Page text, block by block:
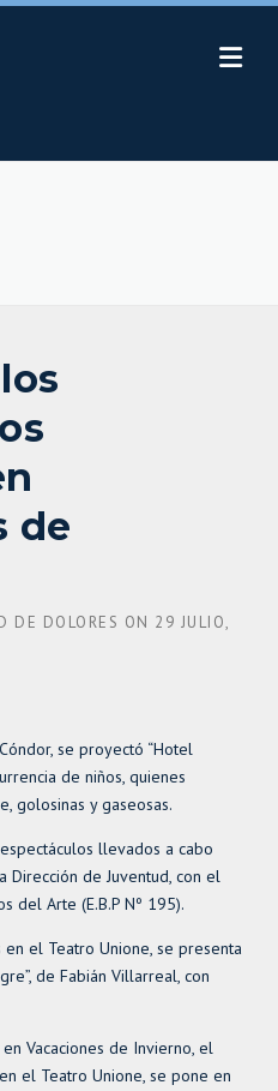
de
DE DOLORES ON 29 JULIO,
se proyectó “Hotel
de niños, quienes
golosinas y gaseosas.
llevados a cabo
Dirección de Juventud, con el
del Arte (E.B.P Nº 195).
el Teatro Unione, se presenta
de Fabián Villarreal, con
Vacaciones de Invierno, el
el Teatro Unione, se pone en